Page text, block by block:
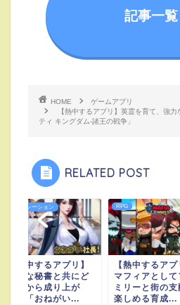
記事一
HOME
ゲームアプリ
【熱中するアプリ】英霊を育て、強
ティ キングダム-諸王の戦争」
RELATED POST
シミュレーション
【熱中するアプリ】
美人な秘書と共にど
ん底から成り上が
れ！「おねがい...
RPG
【熱中するアプ
マフィアとして
ミリーと街の支
楽しめる育成...